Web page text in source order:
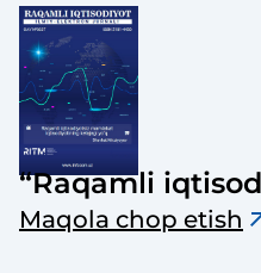
“Raqamli
elektron jurnali
Maqola chop etish